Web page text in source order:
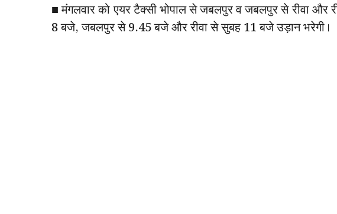
■ मंगलवार को एयर टैक्सी भोपाल से जबलपुर व जबलपुर से रीवा और
8 बजे, जबलपुर से 9.45 बजे और रीवा से सुबह 11 बजे उड़ान भरेगी।